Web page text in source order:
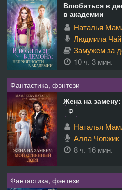
Влюбиться в
в академии
Наталья
Людмила
Замужем за
10 ч. 3 мин.
Фантастика, фэнтези
Жена на
Ф
Наталья
Алла Човжик
8 ч. 16 мин.
Фантастика, фэнтези